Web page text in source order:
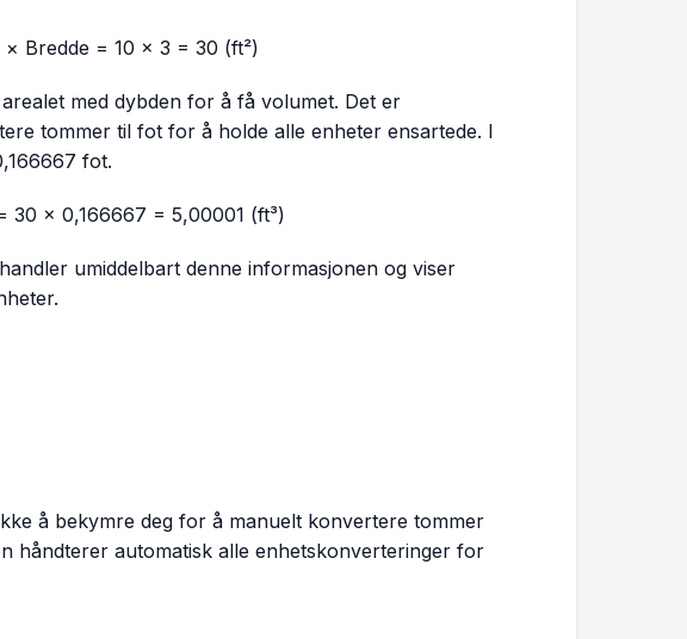
Bredde = 10 × 3 = 30 (ft²)
med dybden for å få volumet. Det er
tommer til fot for å holde alle enheter ensartede. I
fot.
30 × 0,166667 = 5,00001 (ft³)
umiddelbart denne informasjonen og viser
å bekymre deg for å manuelt konvertere tommer
håndterer automatisk alle enhetskonverteringer for